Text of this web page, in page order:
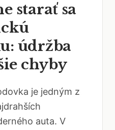
starať sa
údržba
chyby
je jedným z
auta. V